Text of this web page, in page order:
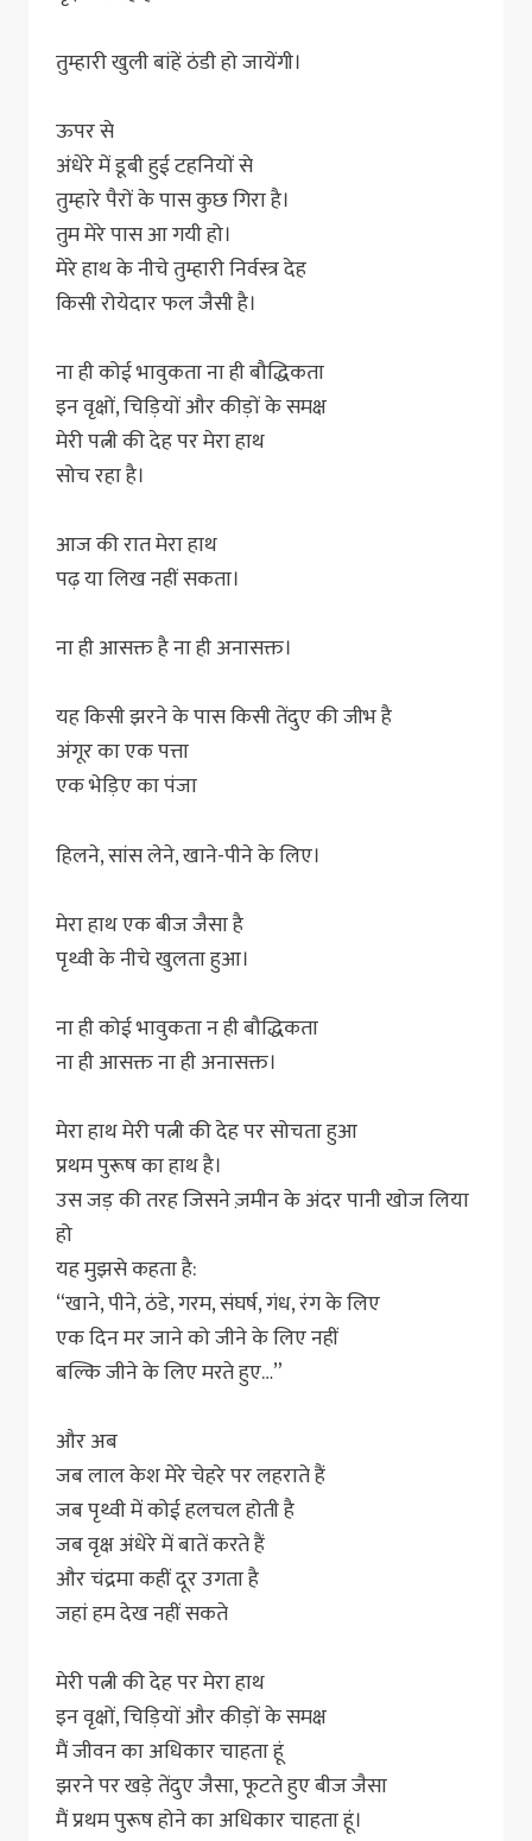
तुम्हारी खुली बांहें ठंडी हो जायेंगी।
ऊपर से
अंधेरे में डूबी हुई टहनियों से
तुम्हारे पैरों के पास कुछ गिरा है।
तुम मेरे पास आ गयी हो।
मेरे हाथ के नीचे तुम्हारी निर्वस्त्र देह
किसी रोयेदार फल जैसी है।
ना ही कोई भावुकता ना ही बौद्धिकता
इन वृक्षों, चिड़ियों और कीड़ों के समक्ष
मेरी पत्नी की देह पर मेरा हाथ
सोच रहा है।
आज की रात मेरा हाथ
पढ़ या लिख नहीं सकता।
ना ही आसक्त है ना ही अनासक्त।
यह किसी झरने के पास किसी तेंदुए की जीभ है
अंगूर का एक पत्ता
एक भेड़िए का पंजा
हिलने, सांस लेने, खाने-पीने के लिए।
मेरा हाथ एक बीज जैसा है
पृथ्वी के नीचे खुलता हुआ।
ना ही कोई भावुकता न ही बौद्धिकता
ना ही आसक्त ना ही अनासक्त।
मेरा हाथ मेरी पत्नी की देह पर सोचता हुआ
प्रथम पुरूष का हाथ है।
उस जड़ की तरह जिसने ज़मीन के अंदर पानी खोज लिया
हो
यह मुझसे कहता है:
“खाने, पीने, ठंडे, गरम, संघर्ष, गंध, रंग के लिए
एक दिन मर जाने को जीने के लिए नहीं
बल्कि जीने के लिए मरते हुए…”
और अब
जब लाल केश मेरे चेहरे पर लहराते हैं
जब पृथ्वी में कोई हलचल होती है
जब वृक्ष अंधेरे में बातें करते हैं
और चंद्रमा कहीं दूर उगता है
जहां हम देख नहीं सकते
मेरी पत्नी की देह पर मेरा हाथ
इन वृक्षों, चिड़ियों और कीड़ों के समक्ष
मैं जीवन का अधिकार चाहता हूं
झरने पर खड़े तेंदुए जैसा, फूटते हुए बीज जैसा
मैं प्रथम पुरूष होने का अधिकार चाहता हूं।